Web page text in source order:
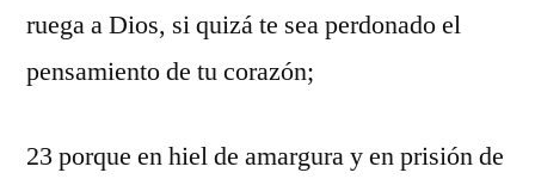
ruega a Dios, si quizá te sea perdonado el
pensamiento de tu corazón;
23 porque en hiel de amargura y en prisión de